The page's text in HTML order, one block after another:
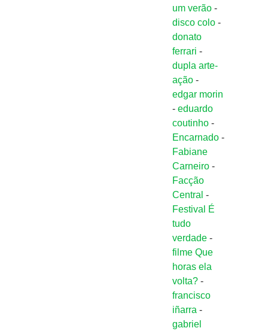
um verão -
disco colo -
donato
ferrari -
dupla arte-
ação -
edgar morin
-eduardo
coutinho -
Encarnado -
Fabiane
Carneiro -
Facção
Central -
Festival É
tudo
verdade -
filme Que
horas ela
volta? -
francisco
iñarra -
gabriel